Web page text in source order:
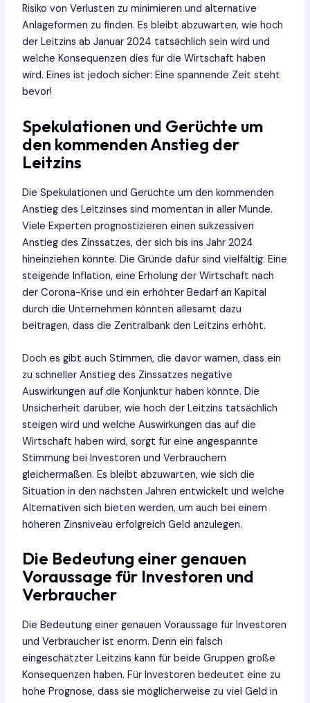
Risiko von Verlusten zu minimieren und alternative
Anlageformen zu finden. Es bleibt abzuwarten, wie hoch
der Leitzins ab Januar 2024 tatsächlich sein wird und
welche Konsequenzen dies für die Wirtschaft haben
wird. Eines ist jedoch sicher: Eine spannende Zeit steht
bevor!
Spekulationen und Gerüchte um
den kommenden Anstieg der
Leitzins
Die Spekulationen und Gerüchte um den kommenden
Anstieg des Leitzinses sind momentan in aller Munde.
Viele Experten prognostizieren einen sukzessiven
Anstieg des Zinssatzes, der sich bis ins Jahr 2024
hineinziehen könnte. Die Gründe dafür sind vielfältig: Eine
steigende Inflation, eine Erholung der Wirtschaft nach
der Corona-Krise und ein erhöhter Bedarf an Kapital
durch die Unternehmen könnten allesamt dazu
beitragen, dass die Zentralbank den Leitzins erhöht.
Doch es gibt auch Stimmen, die davor warnen, dass ein
zu schneller Anstieg des Zinssatzes negative
Auswirkungen auf die Konjunktur haben könnte. Die
Unsicherheit darüber, wie hoch der Leitzins tatsächlich
steigen wird und welche Auswirkungen das auf die
Wirtschaft haben wird, sorgt für eine angespannte
Stimmung bei Investoren und Verbrauchern
gleichermaßen. Es bleibt abzuwarten, wie sich die
Situation in den nächsten Jahren entwickelt und welche
Alternativen sich bieten werden, um auch bei einem
höheren Zinsniveau erfolgreich Geld anzulegen.
Die Bedeutung einer genauen
Voraussage für Investoren und
Verbraucher
Die Bedeutung einer genauen Voraussage für Investoren
und Verbraucher ist enorm. Denn ein falsch
eingeschätzter Leitzins kann für beide Gruppen große
Konsequenzen haben. Für Investoren bedeutet eine zu
hohe Prognose, dass sie möglicherweise zu viel Geld in